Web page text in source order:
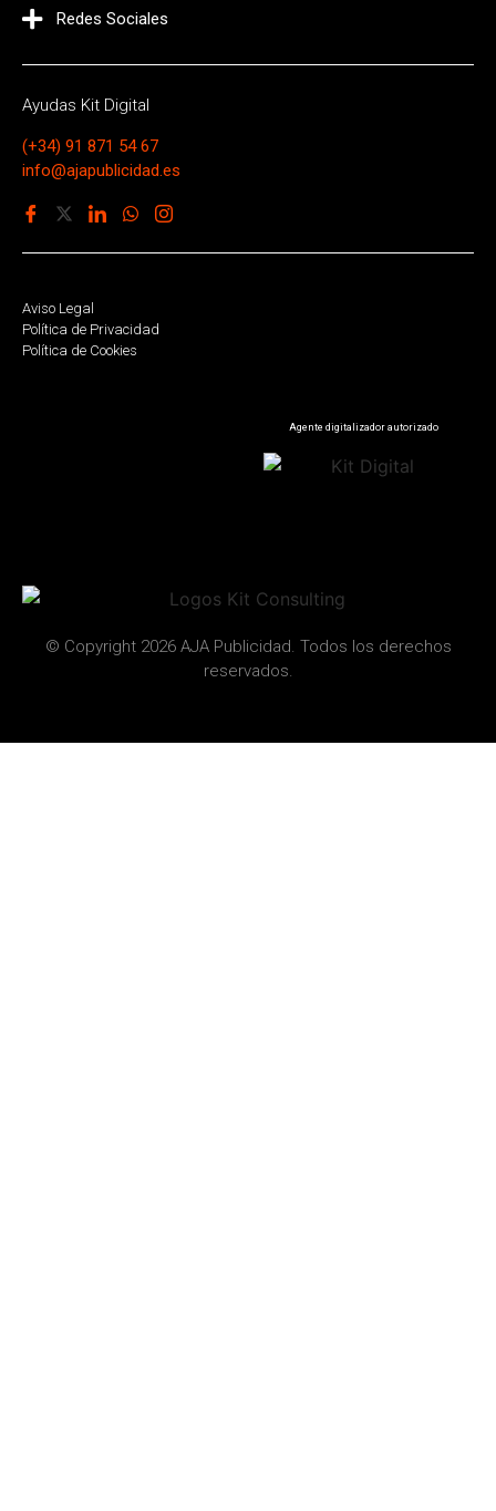
Redes Sociales
Ayudas Kit Digital
(+34) 91 871 54 67
info@ajapublicidad.es
Aviso Legal
Política de Privacidad
Política de Cookies
Agente digitalizador autorizado
© Copyright 2026 AJA Publicidad. Todos los derechos
reservados.